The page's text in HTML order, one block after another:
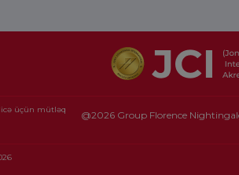
üçün mütləq
@2026 Group Florence